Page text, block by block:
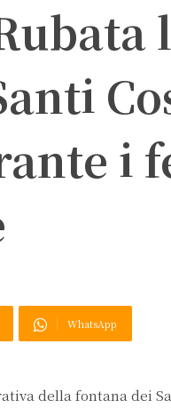
i
WhatsApp
della fontana dei